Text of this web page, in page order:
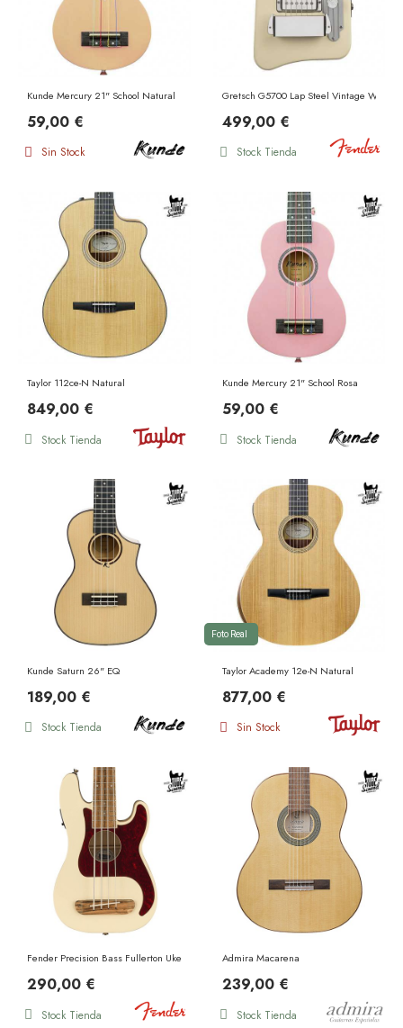
Kunde Mercury 21" School Natural
59,00 €
Sin Stock
Gretsch G5700 Lap Steel Vintage White
499,00 €
Stock Tienda
Taylor 112ce-N Natural
849,00 €
Stock Tienda
Kunde Mercury 21" School Rosa
59,00 €
Stock Tienda
Kunde Saturn 26" EQ
189,00 €
Stock Tienda
Taylor Academy 12e-N Natural
877,00 €
Foto Real
Sin Stock
Fender Precision Bass Fullerton Uke WN Olympic White
290,00 €
Stock Tienda
Admira Macarena
239,00 €
Stock Tienda